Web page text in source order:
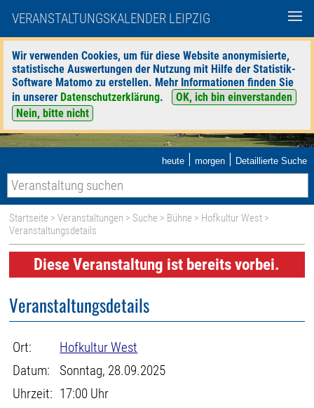
VERANSTALTUNGSKALENDER LEIPZIG
Wir verwenden Cookies, um für diese Website anonymisierte,
statistische Auswertungen der Nutzung mit Hilfe der Statistik-
Software Matomo zu erstellen. Mehr Informationen finden Sie
in unserer Datenschutzerklärung.
OK, ich bin einverstanden
Nein, bitte nicht
heute | morgen | Detaillierte Suche
Startseite >Veranstaltungen > Suche > Bühne > Hofkultur West >
Veranstaltungsdetails
Diese Veranstaltung ist bereits vorbei.
Veranstaltungsdetails
Ort:
Hofkultur West
Datum:
Sonntag, 28.09.2025
Uhrzeit: 17:00 Uhr